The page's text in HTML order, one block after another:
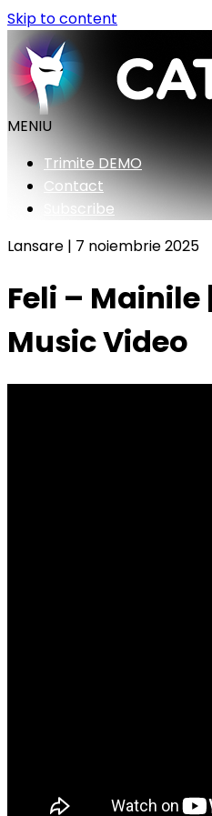
Skip to content
MENIU
Trimite DEMO
Contact
Subscribe
Lansare | 7 noiembrie 2025
Feli – Mainile
Music Video